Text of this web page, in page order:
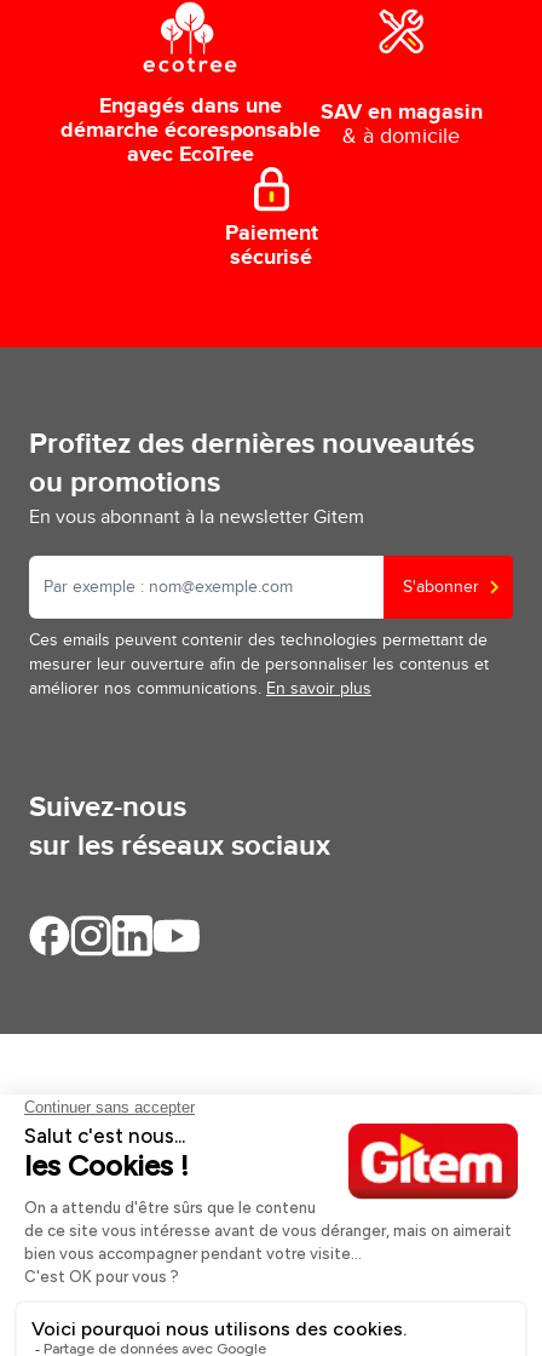
Engagés dans une
démarche écoresponsable
avec EcoTree
SAV en magasin
& à domicile
Paiement
sécurisé
Profitez des dernières nouveautés
ou promotions
En vous abonnant à la newsletter Gitem
S'abonner
Ces emails peuvent contenir des technologies permettant de
mesurer leur ouverture afin de personnaliser les contenus et
améliorer nos communications. En savoir plus
Suivez-nous
sur les réseaux sociaux
Aides et informations
Services
Informations légales
A propos
Nos magasins